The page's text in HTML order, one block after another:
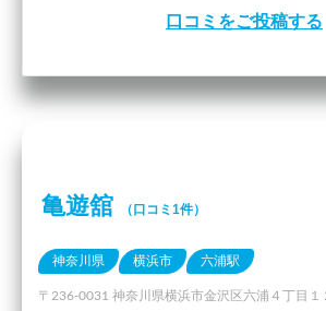
口コミをご投稿する
亀遊舘 （口コミ1件）
神奈川県 横浜市 六浦駅
〒236-0031 神奈川県横浜市金沢区六浦４丁目１